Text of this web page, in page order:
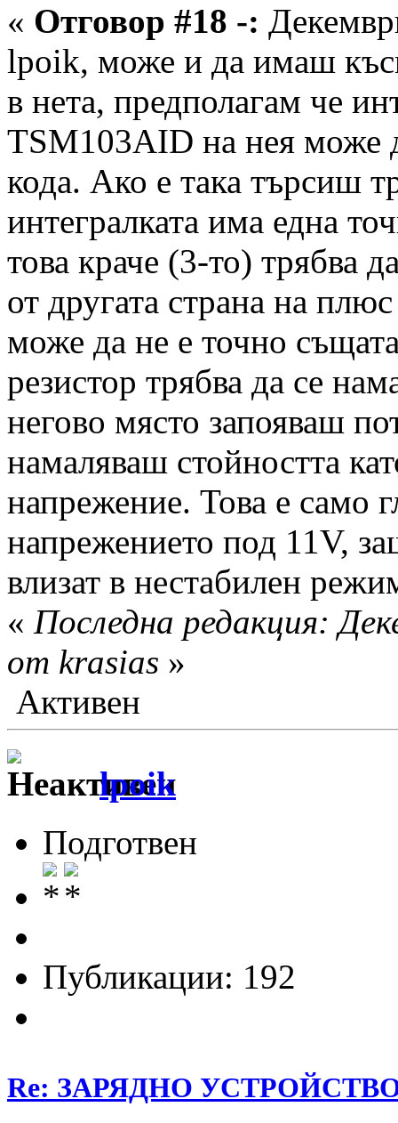
« Отговор #18 -:
lpoik, може и да имаш
в нета, предполагам че
TSM103AID на нея може
кода. Ако е така търсиш
интегралката има една
това краче (3-то) трябва
от другата страна на
може да не е точно
резистор трябва да се
негово място запояваш
намаляваш стойността
напрежение. Това е само
напрежението под 11V,
влизат в нестабилен
« Последна редакция:
от krasias »
Активен
lpoik
Подготвен
Публикации: 192
Re: ЗАРЯДНО УСТРОЙСТВО